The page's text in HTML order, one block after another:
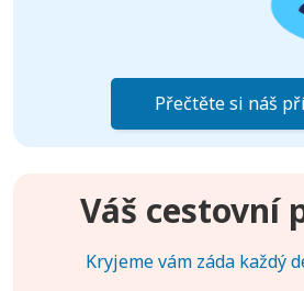
Přečtěte si náš
Váš cestovní
Kryjeme vám záda každý